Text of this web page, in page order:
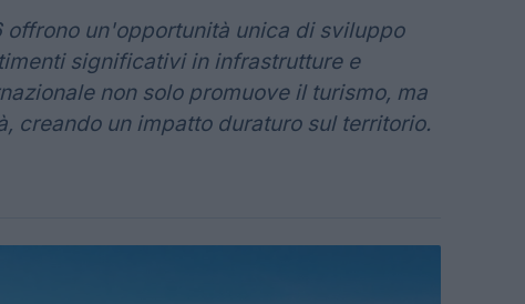
un'opportunità unica di sviluppo
significativi in infrastrutture e
non solo promuove il turismo, ma
creando un impatto duraturo sul territorio.